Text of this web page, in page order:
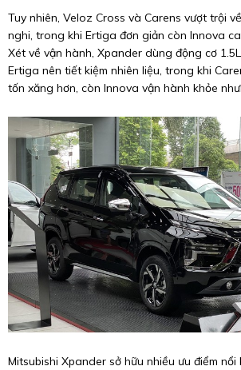
Tuy nhiên, Veloz Cross và Carens vượt trội
nghi, trong khi Ertiga đơn giản còn Innova
Xét về vận hành, Xpander dùng động cơ
Ertiga nên tiết kiệm nhiên liệu, trong khi
tốn xăng hơn, còn Innova vận hành khỏe
Mitsubishi Xpander sở hữu nhiều ưu điểm